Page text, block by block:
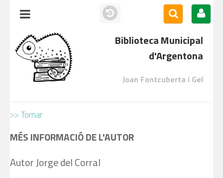
Biblioteca Municipal
d'Argentona
Joan Fontcuberta i Gel
>> Tornar
MÉS INFORMACIÓ DE L'AUTOR
Autor Jorge del Corral